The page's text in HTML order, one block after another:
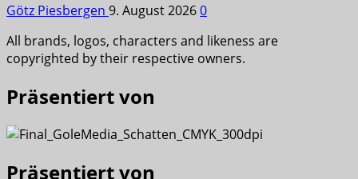
Götz Piesbergen 9. August 20260
All brands, logos, characters and likeness are
copyrighted by their respective owners.
Präsentiert von
Präsentiert von